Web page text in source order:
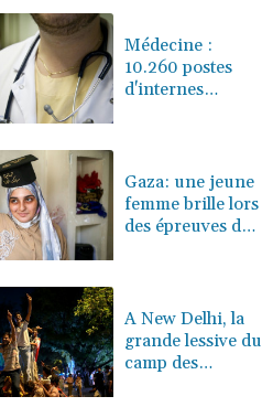
Médecine :
10.260 postes
d'internes
gouvernement
Gaza: une jeune
femme brille lors
des épreuves du
A New Delhi, la
grande lessive du
camp des